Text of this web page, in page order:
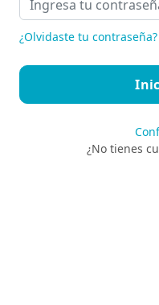
¿Olvidaste tu contraseña?
¿No tienes